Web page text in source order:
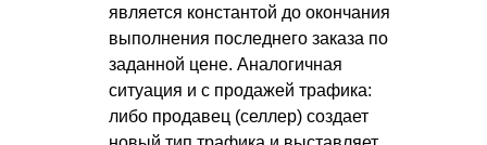
является константой до окончания
выполнения последнего заказа по
заданной цене. Аналогичная
ситуация и с продажей трафика:
либо продавец (селлер) создает